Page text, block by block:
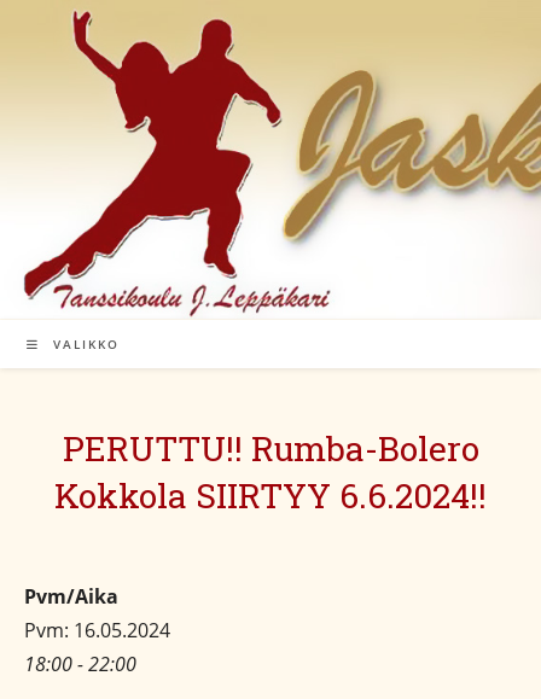
VALIKKO
PERUTTU!! Rumba-Bolero
Kokkola SIIRTYY 6.6.2024!!
Pvm/Aika
Pvm: 16.05.2024
18:00 - 22:00